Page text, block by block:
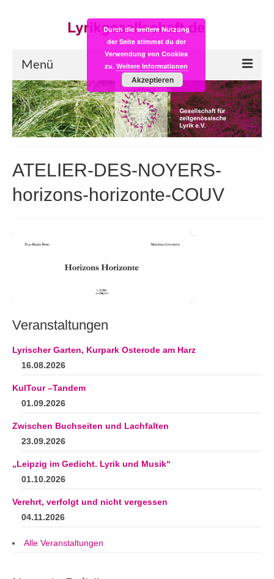
Menü
Start
LYRIK:POST
Einkaufsladen
Empfehlung des Monats
Ausschreibungen
Leipziger Lyrikbibliothek
Mitglied werden
ATELIER-DES-NOYERS-
horizons-horizonte-COUV
Veranstaltungen
Lyrischer Garten, Kurpark Osterode am Harz
16.08.2026
KulTour –Tandem
01.09.2026
Zwischen Buchseiten und Lachfalten
23.09.2026
„Leipzig im Gedicht. Lyrik und Musik“
01.10.2026
Verehrt, verfolgt und nicht vergessen
04.11.2026
Alle Veranstaltungen
Durch die weitere Nutzung
der Seite stimmst du der
Verwendung von Cookies
zu. Weitere Informationen
Akzeptieren